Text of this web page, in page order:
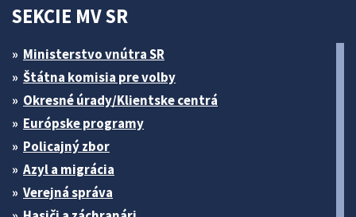
SEKCIE MV SR
Ministerstvo vnútra SR
Štátna komisia pre volby
Okresné úrady/Klientske centrá
Európske programy
Policajný zbor
Azyl a migrácia
Verejná správa